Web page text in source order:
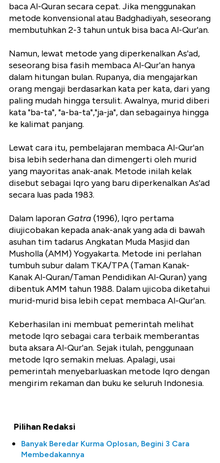
baca Al-Quran secara cepat. Jika menggunakan
metode konvensional atau Badghadiyah, seseorang
membutuhkan 2-3 tahun untuk bisa baca Al-Qur'an.
Namun, lewat metode yang diperkenalkan As'ad,
seseorang bisa fasih membaca Al-Qur'an hanya
dalam hitungan bulan. Rupanya, dia mengajarkan
orang mengaji berdasarkan kata per kata, dari yang
paling mudah hingga tersulit. Awalnya, murid diberi
kata "ba-ta", "a-ba-ta","ja-ja", dan sebagainya hingga
ke kalimat panjang.
Lewat cara itu, pembelajaran membaca Al-Qur'an
bisa lebih sederhana dan dimengerti oleh murid
yang mayoritas anak-anak. Metode inilah kelak
disebut sebagai Iqro yang baru diperkenalkan As'ad
secara luas pada 1983.
Dalam laporan Gatra (1996), Iqro pertama
diujicobakan kepada anak-anak yang ada di bawah
asuhan tim tadarus Angkatan Muda Masjid dan
Musholla (AMM) Yogyakarta. Metode ini perlahan
tumbuh subur dalam TKA/TPA (Taman Kanak-
Kanak Al-Quran/Taman Pendidikan Al-Quran) yang
dibentuk AMM tahun 1988. Dalam ujicoba diketahui
murid-murid bisa lebih cepat membaca Al-Qur'an.
Keberhasilan ini membuat pemerintah melihat
metode Iqro sebagai cara terbaik memberantas
buta aksara Al-Qur'an. Sejak itulah, penggunaan
metode Iqro semakin meluas. Apalagi, usai
pemerintah menyebarluaskan metode Iqro dengan
mengirim rekaman dan buku ke seluruh Indonesia.
Pilihan Redaksi
Banyak Beredar Kurma Oplosan, Begini 3 Cara
Membedakannya